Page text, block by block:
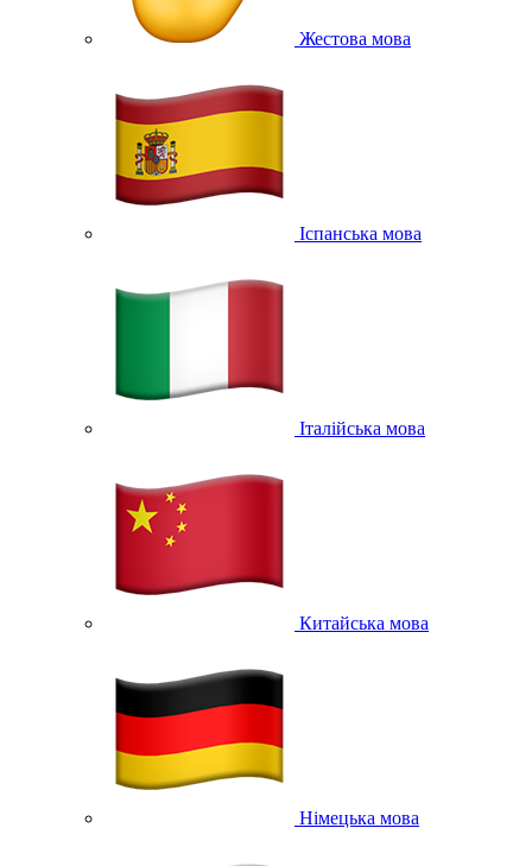
Жестова мова
Іспанська мова
Італійська мова
Китайська мова
Німецька мова